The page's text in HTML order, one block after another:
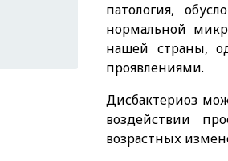
патология,
нормальной
нашей страны,
проявлениями.
Дисбактериоз
воздействии
возрастных